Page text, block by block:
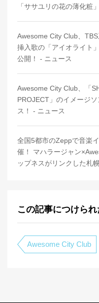
「ササユリの花の薄化粧
Awesome City Club、
挿入歌の「アイオライト
公開！ - ニュース
Awesome City Club、「
PROJECT」のイメージ
ス！ - ニュース
全国5都市のZeppで音楽
催！ マハラージャン
ップネスがリンクした札
この記事につけら
Awesome City Club